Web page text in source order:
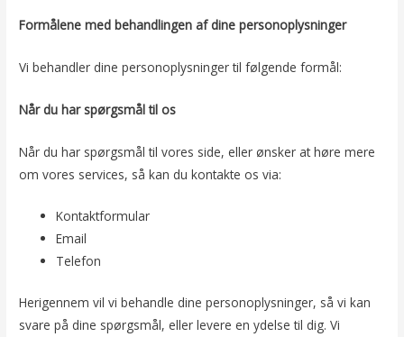
Formålene med behandlingen af dine personoplysninger
Vi behandler dine personoplysninger til følgende formål:
Når du har spørgsmål til os
Når du har spørgsmål til vores side, eller ønsker at høre mere
om vores services, så kan du kontakte os via:
Kontaktformular
Email
Telefon
Herigennem vil vi behandle dine personoplysninger, så vi kan
svare på dine spørgsmål, eller levere en ydelse til dig. Vi